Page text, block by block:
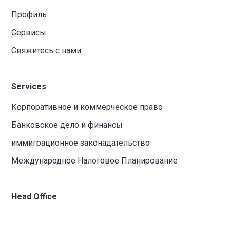
Профиль
Сервисы
Свяжитесь с нами
Services
Корпоративное и коммерческое право
Банковское дело и финансы
иммиграционное законадательство
Международное Налоговое Планирование
Head Office